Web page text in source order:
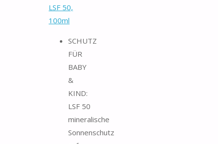
LSF 50,
100ml
SCHUTZ
FÜR
BABY
&
KIND:
LSF 50
mineralische
Sonnenschutz